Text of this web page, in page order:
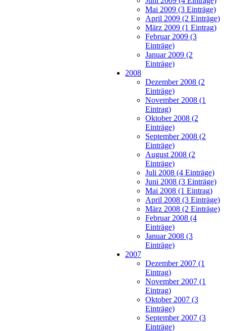
Mai 2009 (3 Einträge)
April 2009 (2 Einträge)
März 2009 (1 Eintrag)
Februar 2009 (3
Einträge)
Januar 2009 (2
Einträge)
2008
Dezember 2008 (2
Einträge)
November 2008 (1
Eintrag)
Oktober 2008 (2
Einträge)
September 2008 (2
Einträge)
August 2008 (2
Einträge)
Juli 2008 (4 Einträge)
Juni 2008 (3 Einträge)
Mai 2008 (1 Eintrag)
April 2008 (3 Einträge)
März 2008 (2 Einträge)
Februar 2008 (4
Einträge)
Januar 2008 (3
Einträge)
2007
Dezember 2007 (1
Eintrag)
November 2007 (1
Eintrag)
Oktober 2007 (3
Einträge)
September 2007 (3
Einträge)